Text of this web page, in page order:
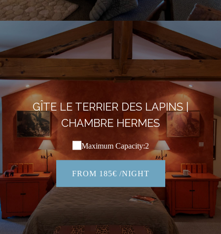
GÎTE LE TERRIER DES LAPINS |
CHAMBRE HERMES
Maximum Capacity:2
FROM 185€ /NIGHT